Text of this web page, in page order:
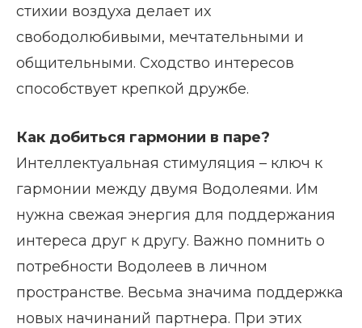
стихии воздуха делает их
свободолюбивыми, мечтательными и
общительными. Сходство интересов
способствует крепкой дружбе.
Как добиться гармонии в паре?
Интеллектуальная стимуляция – ключ к
гармонии между двумя Водолеями. Им
нужна свежая энергия для поддержания
интереса друг к другу. Важно помнить о
потребности Водолеев в личном
пространстве. Весьма значима поддержка
новых начинаний партнера. При этих